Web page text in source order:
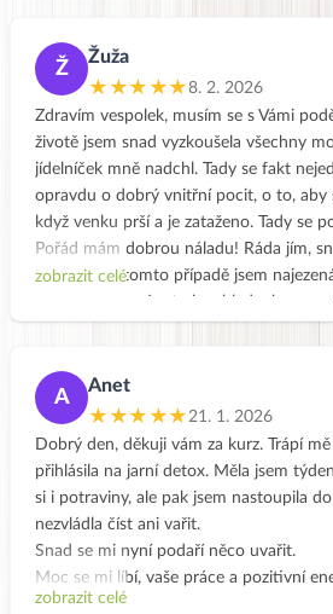
domácího jídelníčku, i když si myslím, že
s nevyváženým stravováním nemáme.
Člověk je “všežravec”, má to v sobě
nemůže s tím nic udělat. Měl by svému
potravu v širokém spektru možností a
potřebuje. Jednostranná strava se dříve
negativně. Pro laika je obtížné
a čeho má nadbytek. Myslím, že vaše
posouzení a rozhodnutí velmi přispívají.
Ž
Žuža
★★★★★8. 2. 2026
Zdravím vespolek, musím se s Vámi
životě jsem snad vyzkoušela všechny
jídelníček mně nadchl. Tady se fakt
opravdu o dobrý vnitřní pocit, o to, aby
když venku prší a je zataženo. Tady se
Pořád mám dobrou náladu! Ráda jím,
hladu, ale v tomto případě jsem
zobrazit celé
A
Anet
★★★★★21. 1. 2026
Dobrý den, děkuji vám za kurz. Trápí
přihlásila na jarní detox. Měla jsem
si i potraviny, ale pak jsem nastoupila
nezvládla číst ani vařit.
Snad se mi nyní podaří něco uvařit.
Moc se mi líbí, vaše práce a pozitivní
Anet
zobrazit celé